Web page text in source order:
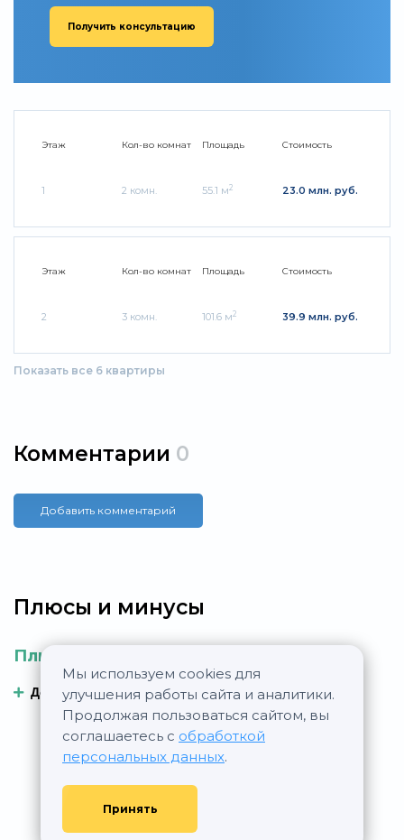
Мы используем cookies для
улучшения работы сайта и аналитики.
Продолжая пользоваться сайтом, вы
соглашаетесь с обработкой
персональных данных.
Принять
Получить консультацию
Этаж
1
Кол-во комнат
2 комн.
Площадь
55.1 м2
Стоимость
23.0 млн. руб.
Этаж
2
Кол-во комнат
3 комн.
Площадь
101.6 м2
Стоимость
39.9 млн. руб.
Показать все 6 квартиры
Комментарии 0
Добавить комментарий
Плюсы и минусы
Плюсы
Добавить плюс Добавить минус